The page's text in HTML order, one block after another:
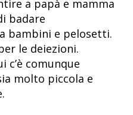
a papà e mamma
badare
bambini e pelosetti.
le deiezioni.
c’è comunque
molto piccola e